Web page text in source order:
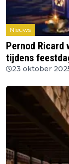
Nieuws
Pernod Ricard
tijdens
23 oktober